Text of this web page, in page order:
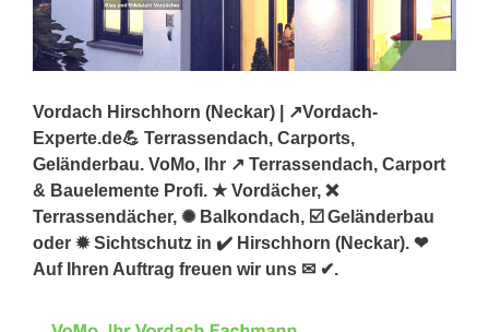
Vordach Hirschhorn (Neckar) | ↗️Vordach-
Experte.de💪 Terrassendach, Carports,
Geländerbau. VoMo, Ihr ↗️ Terrassendach, Carport
& Bauelemente Profi. ★ Vordächer, ❌
Terrassendächer, ✺ Balkondach, ☑️ Geländerbau
oder ✹ Sichtschutz in ✔️ Hirschhorn (Neckar). ❤
Auf Ihren Auftrag freuen wir uns ✉ ✔.